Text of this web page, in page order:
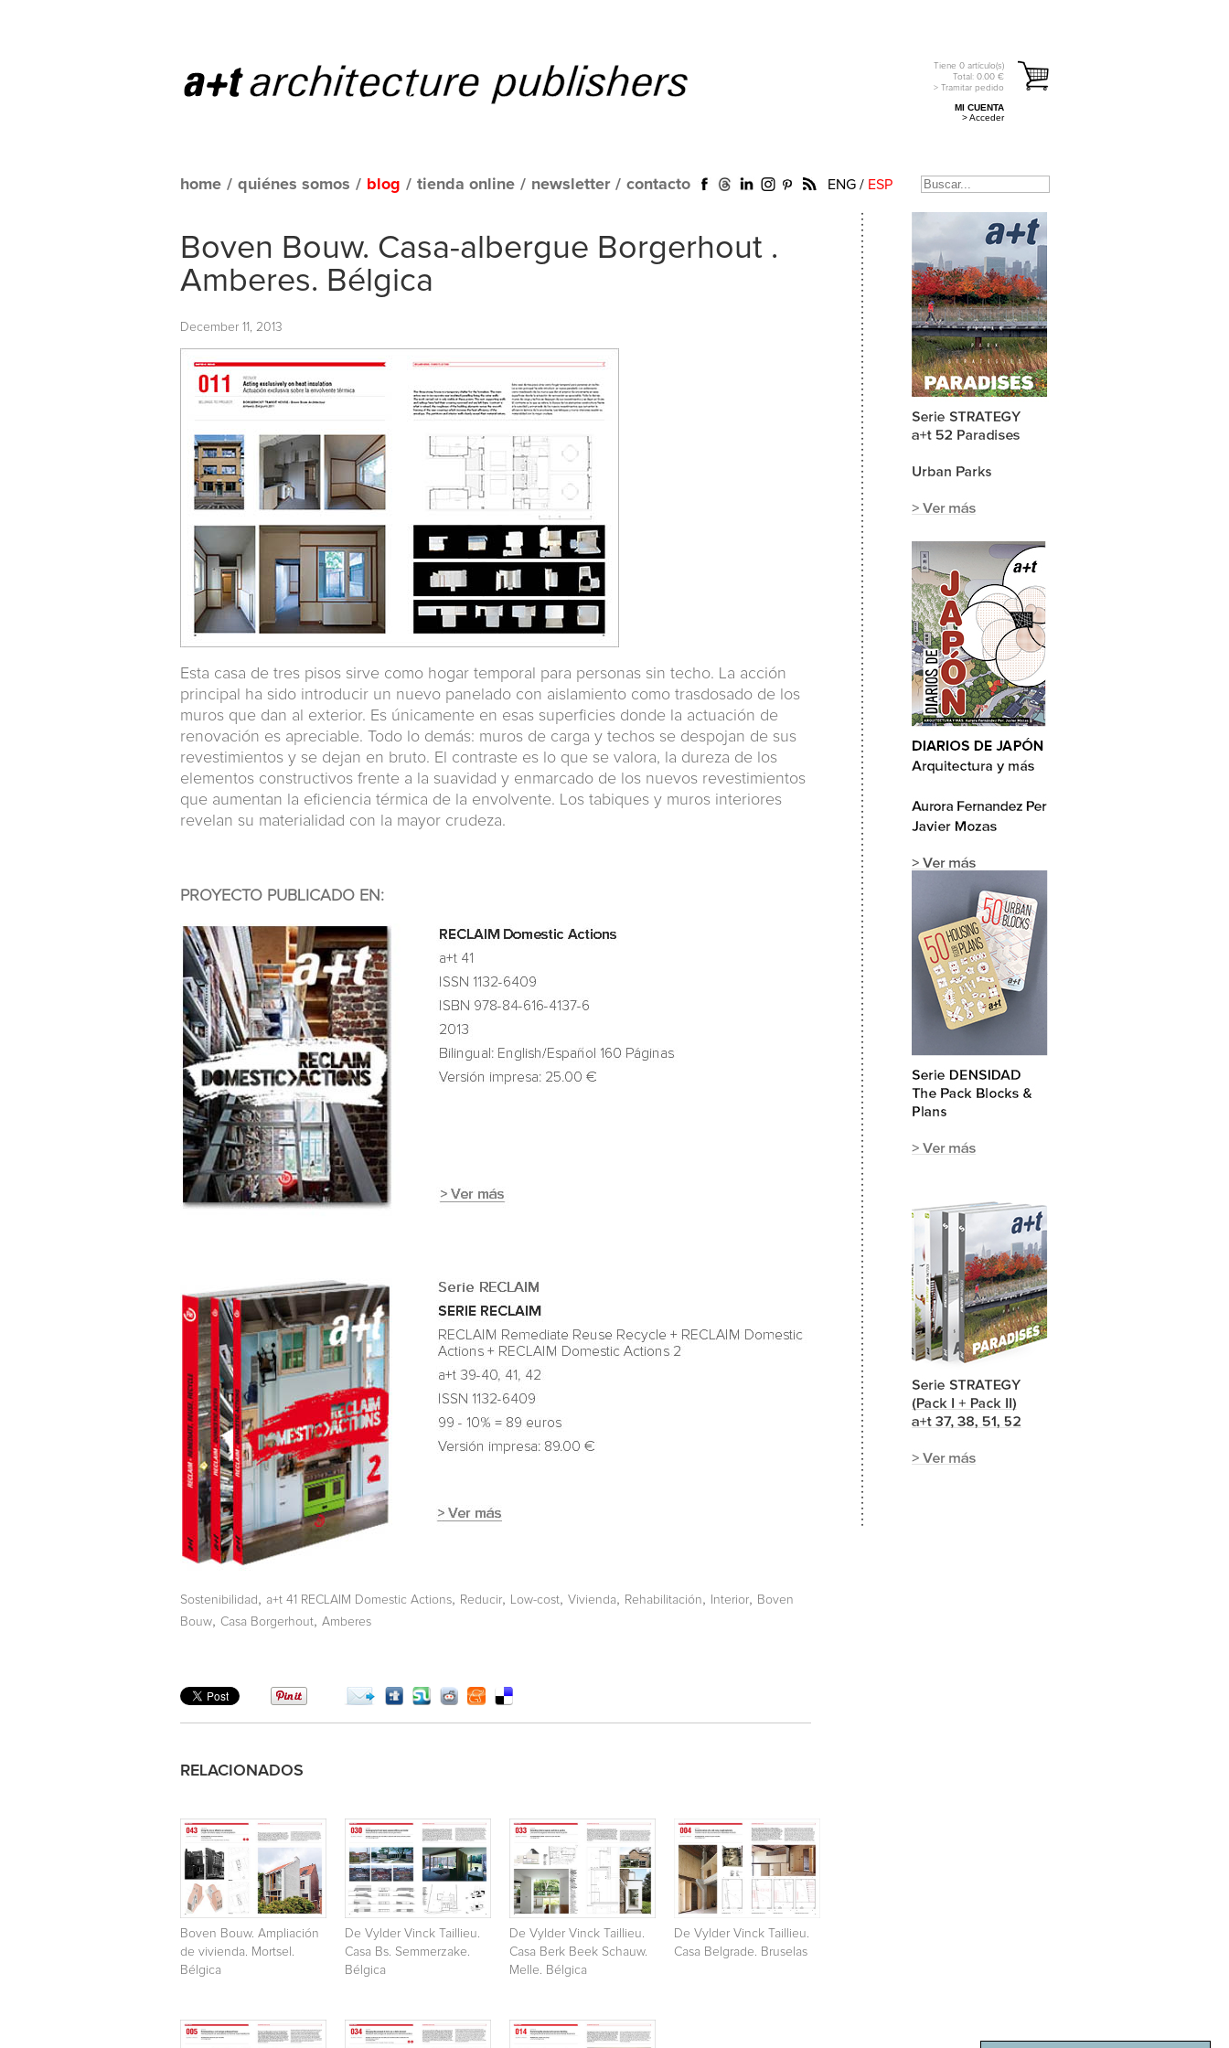
Tiene 0 artículo(s)
Total: 0.00 €
> Tramitar pedido
MI CUENTA
> Acceder
home / quiénes somos / blog / tienda online / newsletter / contacto ENG / ESP
Boven Bouw. Casa-albergue Borgerhout .
Amberes. Bélgica
December 11, 2013
Esta casa de tres pisos sirve como hogar temporal para personas sin techo. La acción
principal ha sido introducir un nuevo panelado con aislamiento como trasdosado de los
muros que dan al exterior. Es únicamente en esas superficies donde la actuación de
renovación es apreciable. Todo lo demás: muros de carga y techos se despojan de sus
revestimientos y se dejan en bruto. El contraste es lo que se valora, la dureza de los
elementos constructivos frente a la suavidad y enmarcado de los nuevos revestimientos
que aumentan la eficiencia térmica de la envolvente. Los tabiques y muros interiores
revelan su materialidad con la mayor crudeza.
PROYECTO PUBLICADO EN:
Sostenibilidad, a+t 41 RECLAIM Domestic Actions, Reducir, Low-cost, Vivienda, Rehabilitación, Interior, Boven
Bouw, Casa Borgerhout, Amberes
RELACIONADOS
Boven Bouw. Ampliación
de vivienda. Mortsel.
Bélgica
De Vylder Vinck Taillieu.
Casa Bs. Semmerzake.
Bélgica
De Vylder Vinck Taillieu.
Casa Berk Beek Schauw.
Melle. Bélgica
De Vylder Vinck Taillieu.
Casa Belgrade. Bruselas